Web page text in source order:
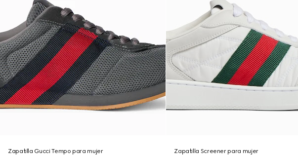
Zapatilla Gucci Tempo para mujer
Zapatilla Screener para mujer